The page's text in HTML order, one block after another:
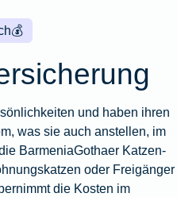
💰
und haben ihren
was sie auch anstellen, im
BarmeniaGothaer Katzen-
oder Freigänger
die Kosten im